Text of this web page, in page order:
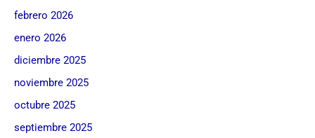
febrero 2026
enero 2026
diciembre 2025
noviembre 2025
octubre 2025
septiembre 2025